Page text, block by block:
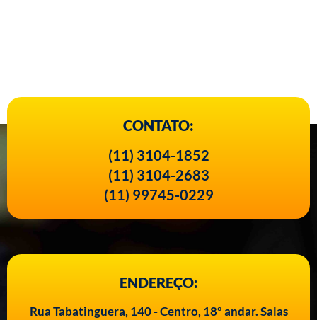
CONTATO:
(11) 3104-1852
(11) 3104-2683
(11) 99745-0229
ENDEREÇO:
Rua Tabatinguera, 140 - Centro, 18º andar. Salas